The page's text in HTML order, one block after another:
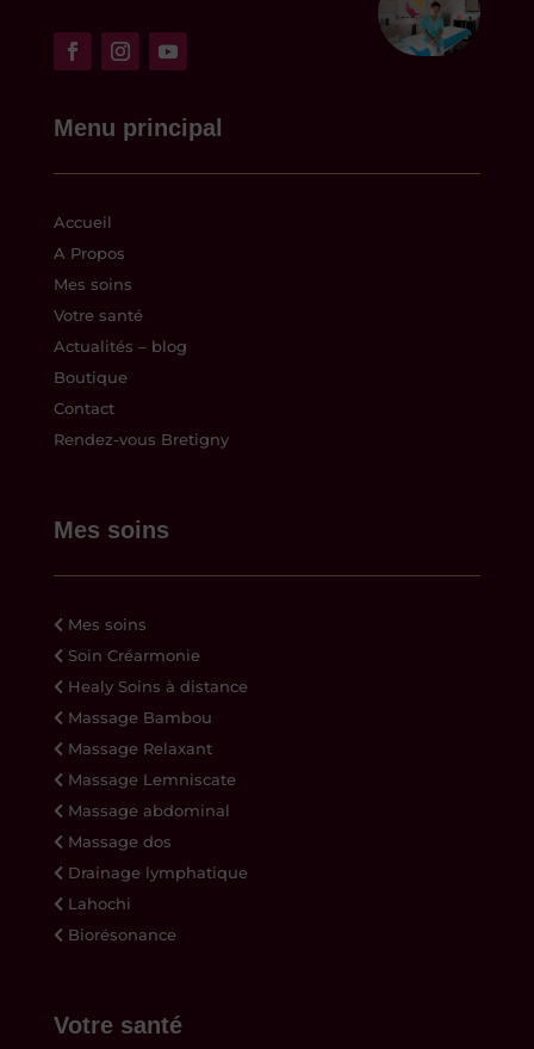
Menu principal
Accueil
A Propos
Mes soins
Votre santé
Actualités – blog
Boutique
Contact
Rendez-vous Bretigny
Mes soins
Mes soins
Soin Créarmonie
Healy Soins à distance
Massage Bambou
Massage Relaxant
Massage Lemniscate
Massage abdominal
Massage dos
Drainage lymphatique
Lahochi
Biorésonance
Votre santé